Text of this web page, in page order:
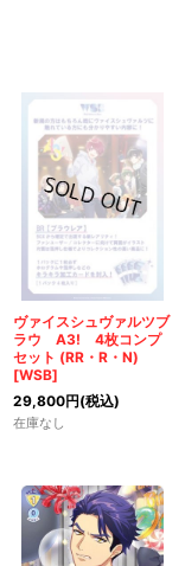
並び順:
ヴァイスシュヴァルツブ
ラウ A3! 4枚コンプ
セット (RR・R・N)
[WSB]
29,800円(税込)
在庫なし